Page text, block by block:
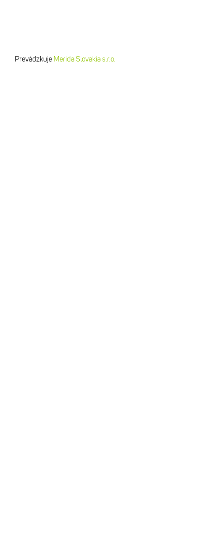
Prevádzkuje Merida Slovakia s.r.o.